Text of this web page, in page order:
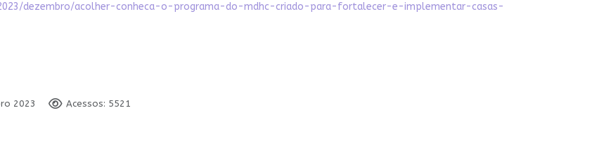
dezembro/acolher-conheca-o-programa-do-mdhc-criado-para-fortalecer-e-implementar-casas-
2023 Acessos: 5521